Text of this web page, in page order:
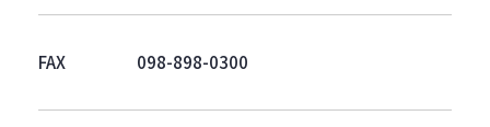
FAX 098-898-0300